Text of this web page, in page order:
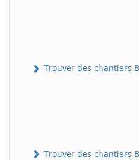
Trouver des chantiers
Trouver des chantiers